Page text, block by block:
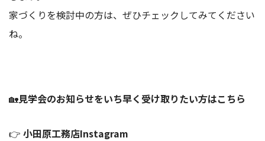
家づくりを検討中の方は、ぜひチェックしてみてください
ね。
🏡見学会のお知らせをいち早く受け取りたい方はこちら
👉 小田原工務店Instagram